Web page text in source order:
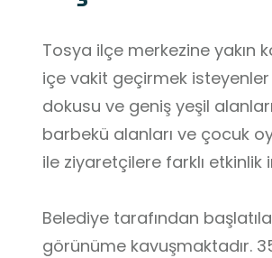
Tosya ilçe merkezine yakın
içe vakit geçirmek isteyenler
dokusu ve geniş yeşil
barbekü alanları ve çocuk
ile ziyaretçilere farklı etkinlik
Belediye tarafından
görünüme kavuşmaktadır.